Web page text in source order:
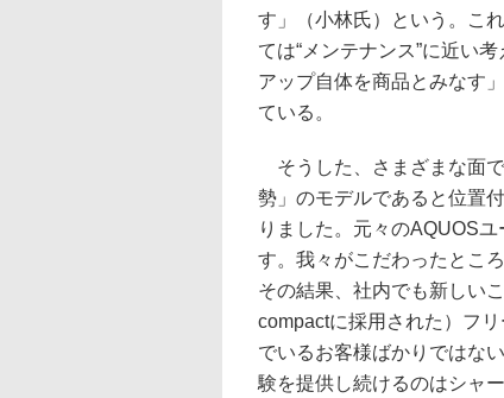
す」（小林氏）という。こ
ては“メンテナンス”に近い
アップ自体を商品とみなす
ている。
そうした、さまざまな面
勢」のモデルであると位置
りました。元々のAQUOS
す。我々がこだわったとこ
その結果、社内でも新しい
compactに採用された）フ
でいるお客様ばかりではな
験を提供し続けるのはシャ